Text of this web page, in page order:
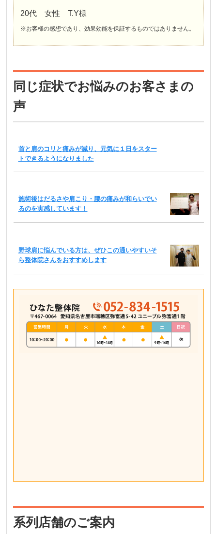
20代 女性 T.Y様
※お客様の感想であり、効果効能を保証するものではありません。
同じ症状でお悩みのお客さまの
声
首と肩のコリと痛みが減り、元気に１日をスター
トできるようになりました
施術後はだるさや肩こり・腰の痛みが和らいでい
るのを実感しています！
野球肩に悩んでいる方は、ぜひこの通いやすいそ
ら整体院さんをおすすめします
系列店舗のご案内